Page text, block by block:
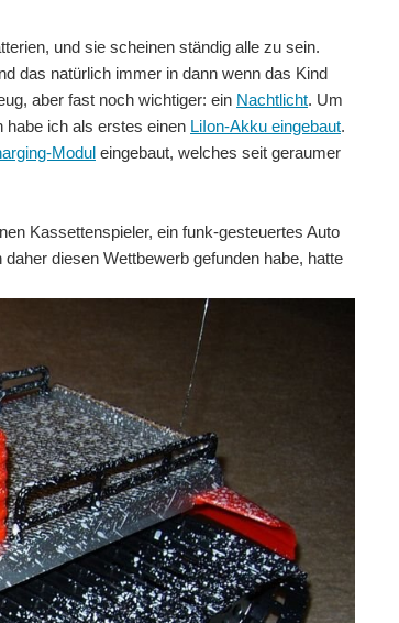
and receives entries to the...
using a web server...
using a web server...
und sie scheinen ständig alle zu sein.
das natürlich immer in dann wenn das Kind
aber fast noch wichtiger: ein Nachtlicht. Um
ich als erstes einen LiIon-Akku eingebaut.
Modul eingebaut, welches seit geraumer
Kassettenspieler, ein funk-gesteuertes Auto
diesen Wettbewerb gefunden habe, hatte